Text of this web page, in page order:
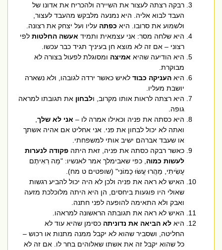
רבקה רצתה לעצור את השיירה ולהכריח את אדונו של
העבד לבוא אליה. היא נמנעה מלבקש מהעבד לעצור,
ולשמוע את סרובו. היאכפתהעליו ועל יצחק את רצונה.
היא שלחה מסר: אני עצמאית ותמידאעשה החלטותלפי
רצוני – אם זה לא מוצא חן בעיניך תגיד כבר עכשו.
היא הודיעה שהיאאמיצהומסוגלת לפעול בצורה לא
מבוקרת.
היאהעניקה כבודלאיש כאשר ירדה לגובהו, ולא נשארה
יושבת מעליו.
היא רצתה לראות אותו מקרוב, ולבחוןאת תגובתו למראה
גופה.
היא כסתה את פניה וכאילו אמרה לו – אני לא שלך,
ואתה לא יכול לבחון את פני. אני אחליט אם אהיה אשתך
או שעבד אברהם ישיב אותי למשפחתי.
כאשר רבקה כסתה את פניה, זאת היתהפקודה לנערות
לעשות כמוה, כפי שאבימלך אמרלאנשיו: "מָה רְאִיתֶם
עָשִׂיתִי, מַהֲרוּ עֲשׂוּ כָמוֹנִי" (שופטים ט מח).
האיש לא ראה את פניה ולכן לא היה יכול להביע רגשות
שאולי היו פוגעות ביחסים, הן היא היתה מלוכלכת מזעה
ואבק ולא התאימה להופעה לפני חתנה.
האיש לא ראה את תגובתה הראשונה למראהו.
היאלא הביאה את נדוניתהכסימן שהיא עוד לא
החליטה, ושסביר שהוא לא יקבל ממנה מתנות או רכוש –
כל שהוא יקבל זה את אשתו שאלוהים בחר לו. אם זה לא